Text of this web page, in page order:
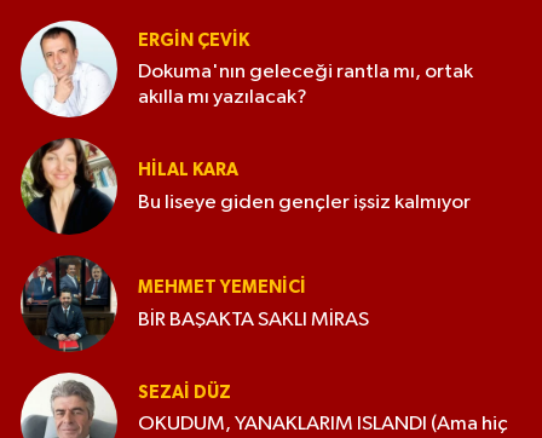
ERGIN ÇEVİK
Dokuma'nın geleceği rantla mı, ortak
akılla mı yazılacak?
HILAL KARA
Bu liseye giden gençler işsiz kalmıyor
MEHMET YEMENICI
BİR BAŞAKTA SAKLI MİRAS
SEZAI DÜZ
OKUDUM, YANAKLARIM ISLANDI (Ama hiç